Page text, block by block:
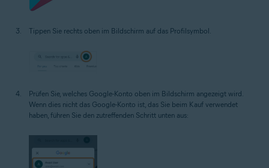
Tippen Sie rechts oben im Bildschirm auf das Profilsymbol.
Prüfen Sie, welches Google-Konto oben im Bildschirm angezeigt wird.
Wenn dies nicht das Google-Konto ist, das Sie beim Kauf verwendet
haben, führen Sie den zutreffenden Schritt unten aus: